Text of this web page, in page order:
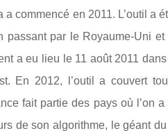
commencé en 2011. L’outil a
passant par le Royaume-Uni
a eu lieu le 11 août 2011
En 2012, l’outil a couvert
fait partie des pays où l’on
de son algorithme, le géant